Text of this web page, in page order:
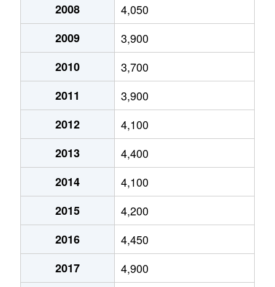
戸部町
44,000万円
戸部本町
1,600万円
戸部本町
12,000万円
戸部本町
10,000万円
西戸部町
7,800万円
西戸部町
6,700万円
西戸部町
西戸部町
4,600万円
西戸部町
23,000万円
2008
4,050
2009
3,900
2010
3,700
2011
3,900
2012
4,100
2013
4,400
2014
4,100
2015
4,200
2016
4,450
2017
4,900